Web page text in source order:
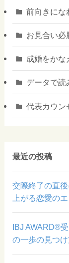
前向きにな
お見合い必
成婚をかな
データで読
代表カウン
最近の投稿
交際終了の直
上がる恋愛の
IBJ AWARD®
の一歩の見つ